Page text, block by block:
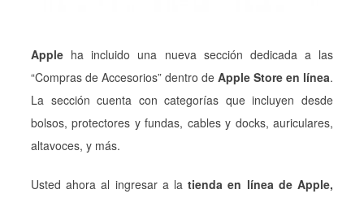
Apple ha incluido una nueva sección dedicada a las
“Compras de Accesorios” dentro de Apple Store en línea.
La sección cuenta con categorías que incluyen desde
bolsos, protectores y fundas, cables y docks, auriculares,
altavoces, y más.
Usted ahora al ingresar a latienda en línea de Apple,